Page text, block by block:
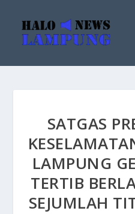
SATGAS
LAMPUNG
TERTIB
SEJUMLAH